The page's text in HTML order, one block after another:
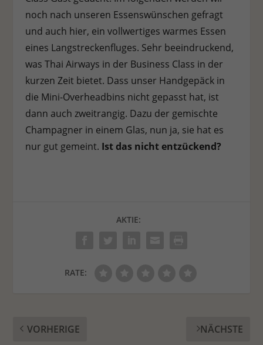
noch nach unseren Essenswünschen gefragt
und auch hier, ein vollwertiges warmes Essen
eines Langstreckenfluges. Sehr beeindruckend,
was Thai Airways in der Business Class in der
kurzen Zeit bietet. Dass unser Handgepäck in
die Mini-Overheadbins nicht gepasst hat, ist
dann auch zweitrangig. Dazu der gemischte
Champagner in einem Glas, nun ja, sie hat es
nur gut gemeint. Ist das nicht entzückend?
AKTIE:
RATE:
VORHERIGE NÄCHSTE